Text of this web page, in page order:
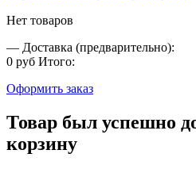
Нет товаров
— Доставка (предварительно):
0 руб Итого:
Оформить заказ
Товар был успешно
корзину